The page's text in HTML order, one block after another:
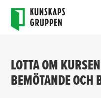
LOTTA OM
BEMÖTANDE OCH